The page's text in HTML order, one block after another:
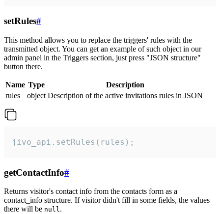
setRules#
This method allows you to replace the triggers' rules with the
transmitted object. You can get an example of such object in our
admin panel in the Triggers section, just press "JSON structure"
button there.
Name Type
Description
rules
object Description of the active invitations rules in JSON
jivo_api.setRules(rules);
getContactInfo#
Returns visitor's contact info from the contacts form as a
contact_info structure. If visitor didn't fill in some fields, the values
there will be null.